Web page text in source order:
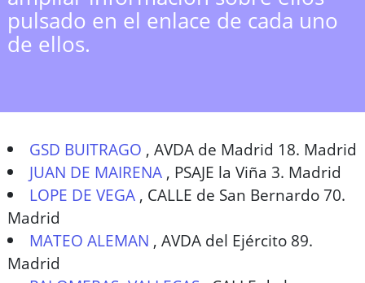
pulsado en el enlace de cada uno
de ellos.
GSD BUITRAGO ,AVDA de Madrid 18. Madrid
JUAN DE MAIRENA , PSAJE la Viña 3. Madrid
LOPE DE VEGA , CALLE de San Bernardo 70.
Madrid
MATEO ALEMAN ,AVDA del Ejército 89.
Madrid